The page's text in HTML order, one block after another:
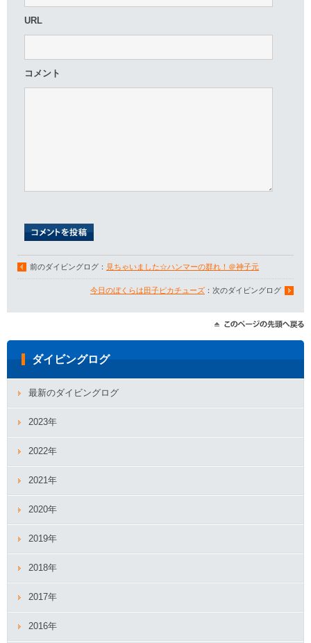
URL
コメント
前のダイビングログ： 見ちゃいました☆ハンマーの群れ！＠神子元
今日のぼくらは田子ピカチューズ ：次のダイビングログ
ダイビングログ
最新のダイビングログ
2023年
2022年
2021年
2020年
2019年
2018年
2017年
2016年